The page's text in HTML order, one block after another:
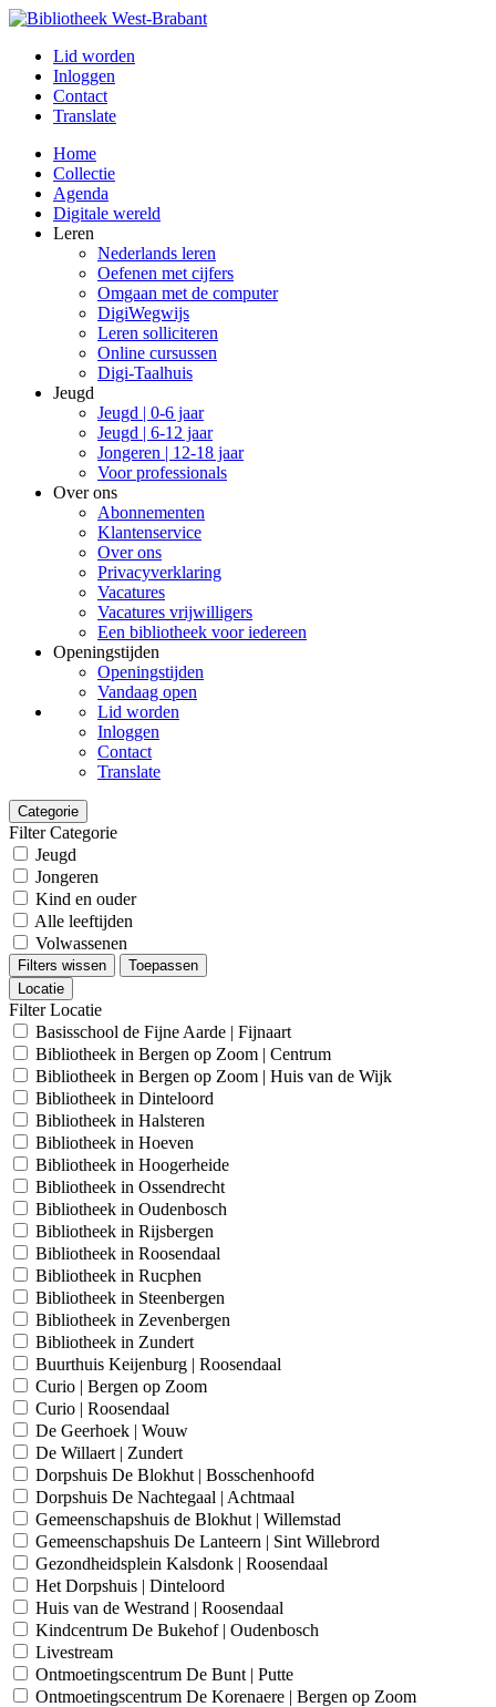
Lid worden
Inloggen
Contact
Translate
Home
Collectie
Agenda
Digitale wereld
Leren
Nederlands leren
Oefenen met cijfers
Omgaan met de computer
DigiWegwijs
Leren solliciteren
Online cursussen
Digi-Taalhuis
Jeugd
Jeugd | 0-6 jaar
Jeugd | 6-12 jaar
Jongeren | 12-18 jaar
Voor professionals
Over ons
Abonnementen
Klantenservice
Over ons
Privacyverklaring
Vacatures
Vacatures vrijwilligers
Een bibliotheek voor iedereen
Openingstijden
Openingstijden
Vandaag open
Lid worden
Inloggen
Contact
Translate
Categorie
Filter Categorie
Jeugd
Jongeren
Kind en ouder
Alle leeftijden
Volwassenen
Filters wissen
Toepassen
Locatie
Filter Locatie
Basisschool de Fijne Aarde | Fijnaart
Bibliotheek in Bergen op Zoom | Centrum
Bibliotheek in Bergen op Zoom | Huis van de Wijk
Bibliotheek in Dinteloord
Bibliotheek in Halsteren
Bibliotheek in Hoeven
Bibliotheek in Hoogerheide
Bibliotheek in Ossendrecht
Bibliotheek in Oudenbosch
Bibliotheek in Rijsbergen
Bibliotheek in Roosendaal
Bibliotheek in Rucphen
Bibliotheek in Steenbergen
Bibliotheek in Zevenbergen
Bibliotheek in Zundert
Buurthuis Keijenburg | Roosendaal
Curio | Bergen op Zoom
Curio | Roosendaal
De Geerhoek | Wouw
De Willaert | Zundert
Dorpshuis De Blokhut | Bosschenhoofd
Dorpshuis De Nachtegaal | Achtmaal
Gemeenschapshuis de Blokhut | Willemstad
Gemeenschapshuis De Lanteern | Sint Willebrord
Gezondheidsplein Kalsdonk | Roosendaal
Het Dorpshuis | Dinteloord
Huis van de Westrand | Roosendaal
Kindcentrum De Bukehof | Oudenbosch
Livestream
Ontmoetingscentrum De Bunt | Putte
Ontmoetingscentrum De Korenaere | Bergen op Zoom